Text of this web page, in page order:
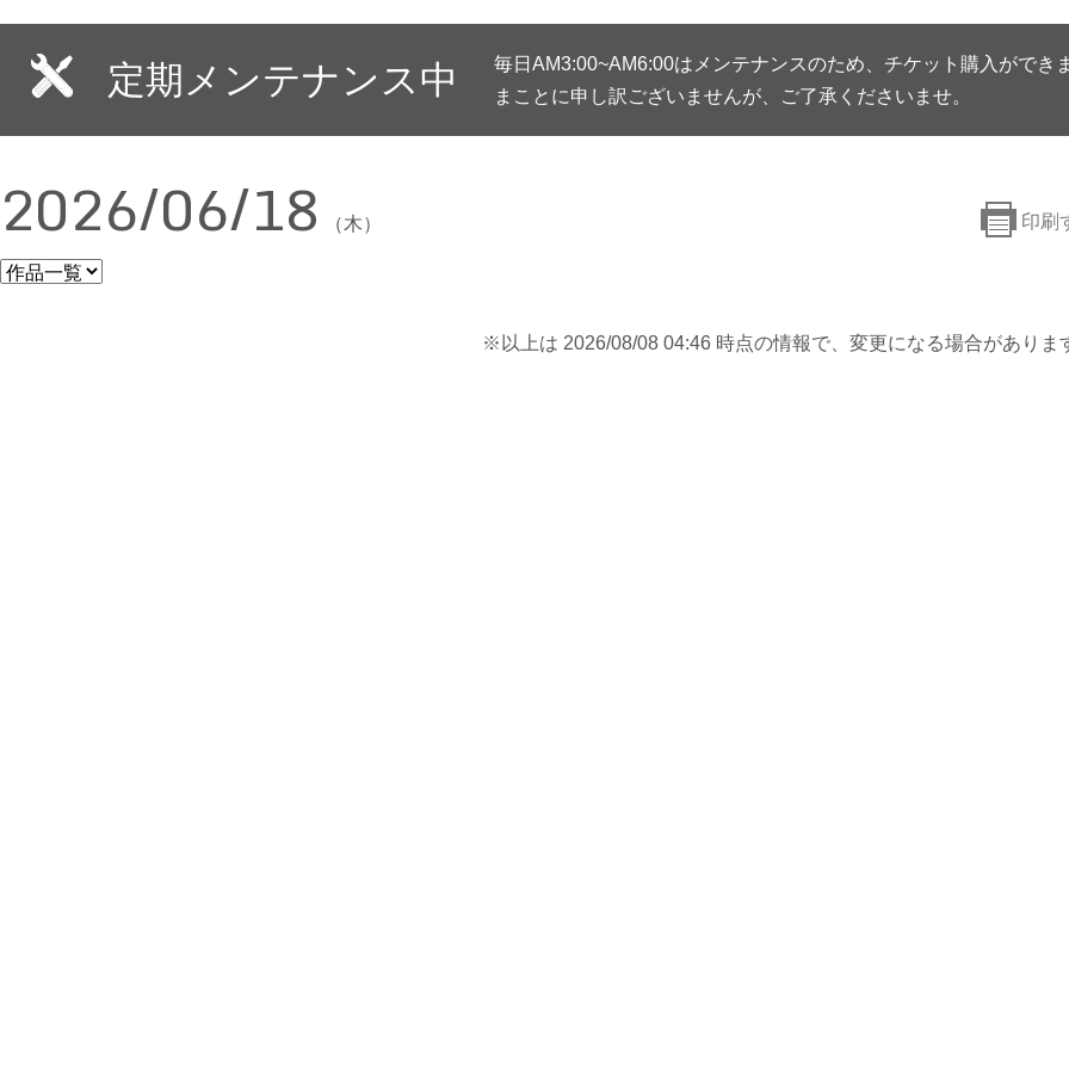
定期メンテナンス中
毎日AM3:00~AM6:00はメンテナンスのため、チケット購入ができ
まことに申し訳ございませんが、ご了承くださいませ。
印刷
2026/06/18 （木）
※以上は 2026/08/08 04:46 時点の情報で、変更になる場合がありま